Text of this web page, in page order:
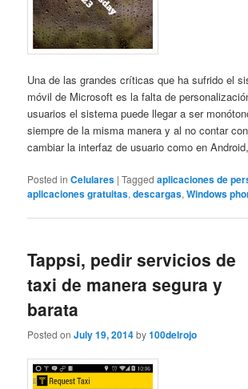
Una de las grandes críticas que ha sufrido el
móvil de Microsoft es la falta de
usuarios el sistema puede llegar a ser
siempre de la misma manera y al no contar
cambiar la interfaz de usuario como en
Posted in Celulares |Tagged aplicaciones de
aplicaciones gratuitas,descargas,Windows
Tappsi, pedir servicios de
taxi de manera segura y
barata
Posted onJuly 19, 2014by100delrojo